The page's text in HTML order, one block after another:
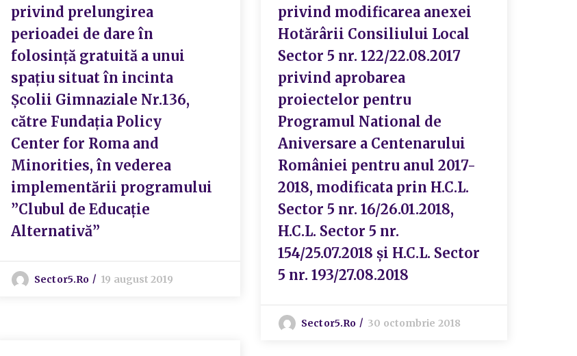
privind prelungirea
perioadei de dare în
folosință gratuită a unui
spațiu situat în incinta
Școlii Gimnaziale Nr.136,
către Fundația Policy
Center for Roma and
Minorities, în vederea
implementării programului
”Clubul de Educație
Alternativă”
Sector5.ro 19 august 2019
privind modificarea anexei
Hotărârii Consiliului Local
Sector 5 nr. 122/22.08.2017
privind aprobarea
proiectelor pentru
Programul National de
Aniversare a Centenarului
României pentru anul 2017-
2018, modificata prin H.C.L.
Sector 5 nr. 16/26.01.2018,
H.C.L. Sector 5 nr.
154/25.07.2018 și H.C.L. Sector
5 nr. 193/27.08.2018
Sector5.ro 30 octombrie 2018